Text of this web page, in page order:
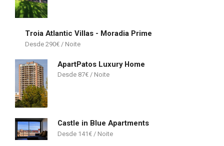
Troia Atlantic Villas - Moradia Prime
290€
ApartPatos Luxury Home
87€
Castle in Blue Apartments
141€